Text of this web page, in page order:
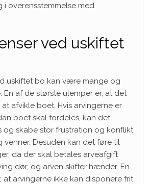
overensstemmelse med
ved uskiftet
uskiftet bo kan være mange og
En af de største ulemper er, at det
afvikle boet. Hvis arvingerne er
boet skal fordeles, kan det
og skabe stor frustration og konflikt
venner. Desuden kan det føre til
da der skal betales arveafgift
dør, og arven skifter hænder. En
at arvingerne ikke kan disponere frit